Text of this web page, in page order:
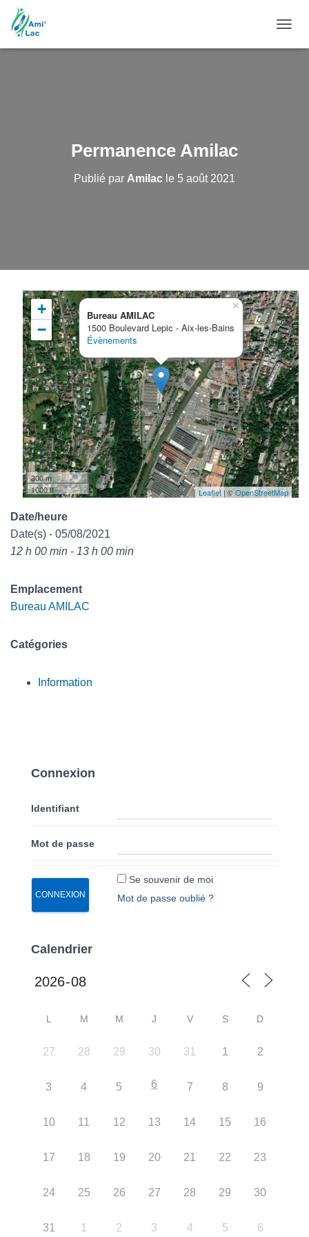
LA
Permanence Amilac
Publié par Amilac le 5 août 2021
Bureau AMILAC
1500 Boulevard Lepic - Aix-les-Bains
Évènements
×
+
−
300 m
1000 ft
Leaflet | ©OpenStreetMap
Date/heure
Date(s) - 05/08/2021
12 h 00 min - 13 h 00 min
Emplacement
Bureau AMILAC
Catégories
Information
Connexion
Identifiant
Mot de passe
Se souvenir de moi
Mot de passe oublié ?
Calendrier
L M M J V S D
27 28 29 30 31 1 2
3 4 5 6 7 8 9
10 11 12 13 14 15 16
17 18 19 20 21 22 23
24 25 26 27 28 29 30
31 1 2 3 4 5 6